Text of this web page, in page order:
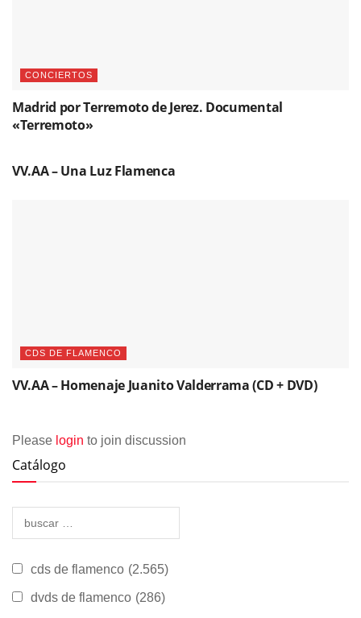
CONCIERTOS
Madrid por Terremoto de Jerez. Documental
«Terremoto»
VV.AA – Una Luz Flamenca
CDS DE FLAMENCO
VV.AA – Homenaje Juanito Valderrama (CD + DVD)
Please login to join discussion
Catálogo
cds de flamenco (2.565)
dvds de flamenco (286)